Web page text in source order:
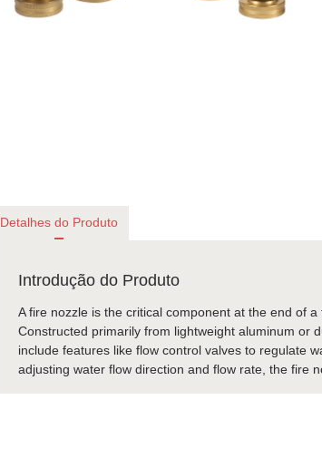
Detalhes do Produto
Introdução do Produto
A fire nozzle is the critical component at the end of
Constructed primarily from lightweight aluminum or
include features like flow control valves to regulate
adjusting water flow direction and flow rate, the fire